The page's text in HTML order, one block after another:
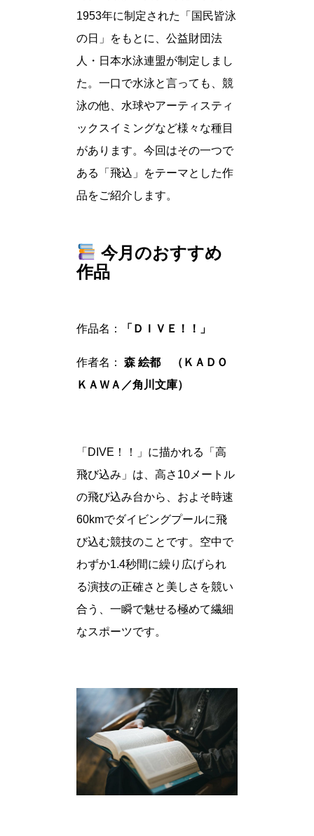
1953年に制定された「国民皆泳
の日」をもとに、公益財団法
人・日本水泳連盟が制定しまし
た。一口で水泳と言っても、競
泳の他、水球やアーティスティ
ックスイミングなど様々な種目
があります。今回はその一つで
ある「飛込」をテーマとした作
品をご紹介します。
今月のおすすめ
作品
作品名： 「ＤＩＶＥ！！」
作者名：
森 絵都 （ＫＡＤＯ
ＫＡＷＡ／角川文庫）
「DIVE！！」に描かれる「高
飛び込み」は、高さ10メートル
の飛び込み台から、およそ時速
60kmでダイビングプールに飛
び込む競技のことです。空中で
わずか1.4秒間に繰り広げられ
る演技の正確さと美しさを競い
合う、一瞬で魅せる極めて繊細
なスポーツです。